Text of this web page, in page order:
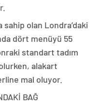
sahip olan Londra’daki
dört menüyü 55
standart tadım
alakart
mal oluyor.
BAĞ